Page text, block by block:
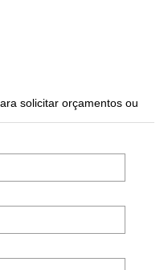
solicitar orçamentos ou